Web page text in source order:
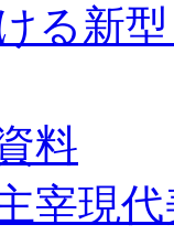
る新
料
宰現